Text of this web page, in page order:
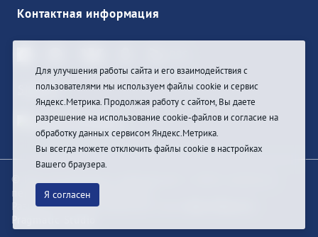
Контактная информация
Sign In
© При цитировании информации с сайта ссылка на
первоисточник обязательна
Разработка и техподдержка сайта
Pragmatic Studio
Для улучшения работы сайта и его взаимодействия с
пользователями мы используем файлы cookie и сервис
Яндекс.Метрика. Продолжая работу с сайтом, Вы даете
разрешение на использование cookie-файлов и согласие на
обработку данных сервисом Яндекс.Метрика.
Вы всегда можете отключить файлы cookie в настройках
Вашего браузера.
Я согласен